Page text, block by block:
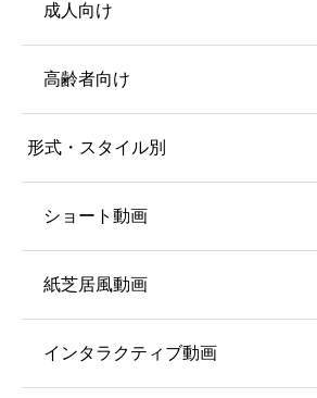
成人向け
高齢者向け
形式・スタイル別
ショート動画
紙芝居風動画
インタラクティブ動画